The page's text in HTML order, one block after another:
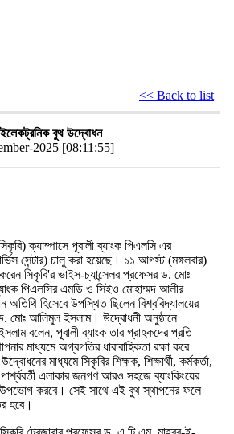
<< Back to list
ইলেকট্রনিক বুথ উদ্বোধন
2025 [08:11:55]
ক্যাম্পাসে পূবালী ব্যাংক পিএলসি এর
সেন্টার) চালু করা হয়েছে। ১১ আগস্ট (মঙ্গলবার)
সিকৃবি'র ভাইস-চ্যান্সেলর প্রফেসর ড. মোঃ
পিএলসির এমডি ও সিইও মোহাম্মদ আলীর
অতিথি হিসেবে উপস্থিত ছিলেন বিশ্ববিদ্যালয়ের
মোঃ আলিমুল ইসলাম। উদ্বোধনী অনুষ্ঠানে
বলেন, পূবালী ব্যাংক তার গ্রাহকদের প্রতি
মাধ্যমে অগ্রগতির ধারাবাহিকতা রক্ষা করে
মাধ্যমে সিকৃবির শিক্ষক, শিক্ষার্থী, কর্মকর্তা,
পার্শ্ববর্তী এলাকার জনগণ আরও সহজে ব্যাংকিংয়ের
করবে। সেই সাথে এই বুথ স্থাপনের ফলে
হবে।